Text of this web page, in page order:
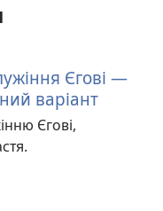
Єгові —
варіант
Єгові,